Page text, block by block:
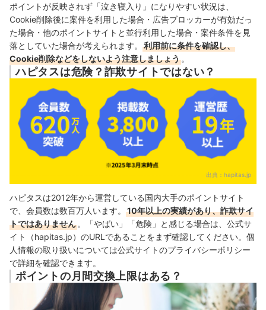
ポイントが反映されず「泣き寝入り」になりやすい状況は、
Cookie削除後に案件を利用した場合・広告ブロッカーが有効だっ
た場合・他のポイントサイトと並行利用した場合・案件条件を見
落としていた場合が考えられます。
利用前に条件を確認し、
Cookie削除などをしないよう注意しましょう 。
ハピタスは危険？詐欺サイトではない？
出典： hapitas.jp
ハピタスは2012年から運営している国内大手のポイントサイト
で、会員数は数百万人います。
10年以上の実績があり、詐欺サイ
トではありません 。「やばい」「危険」と感じる場合は、公式サ
イト（hapitas.jp）のURLであることをまず確認してください。個
人情報の取り扱いについては公式サイトのプライバシーポリシー
で詳細を確認できます。
ポイントの月間交換上限はある？